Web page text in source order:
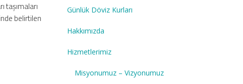
taşımaları
belirtilen
Günlük Döviz Kurları
Hakkımızda
Hizmetlerimiz
Misyonumuz – Vizyonumuz